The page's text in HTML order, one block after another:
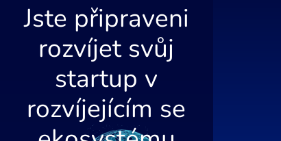
Jste připraveni
rozvíjet svůj
startup v
rozvíjejícím se